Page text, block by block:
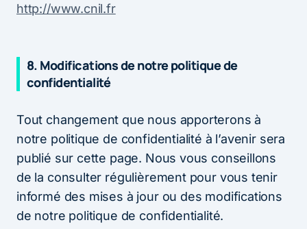
http://www.cnil.fr
8. Modifications de notre politique de
confidentialité
Tout changement que nous apporterons à
notre politique de confidentialité à l’avenir sera
publié sur cette page. Nous vous conseillons
de la consulter régulièrement pour vous tenir
informé des mises à jour ou des modifications
de notre politique de confidentialité.